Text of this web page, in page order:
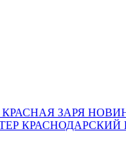
КРАСНАЯ ЗАРЯ
КРАСНОДАРСКИЙ